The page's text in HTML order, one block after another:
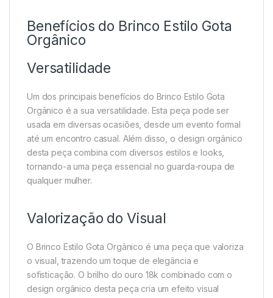
Benefícios do Brinco Estilo Gota
Orgânico
Versatilidade
Um dos principais benefícios do Brinco Estilo Gota
Orgânico é a sua versatilidade. Esta peça pode ser
usada em diversas ocasiões, desde um evento formal
até um encontro casual. Além disso, o design orgânico
desta peça combina com diversos estilos e looks,
tornando-a uma peça essencial no guarda-roupa de
qualquer mulher.
Valorização do Visual
O Brinco Estilo Gota Orgânico é uma peça que valoriza
o visual, trazendo um toque de elegância e
sofisticação. O brilho do ouro 18k combinado com o
design orgânico desta peça cria um efeito visual